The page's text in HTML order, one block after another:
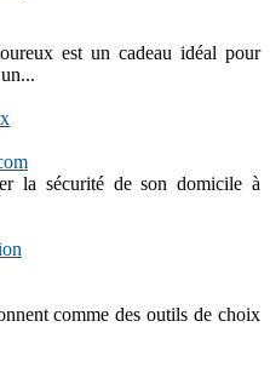
est un cadeau idéal pour
la sécurité de son domicile à
comme des outils de choix